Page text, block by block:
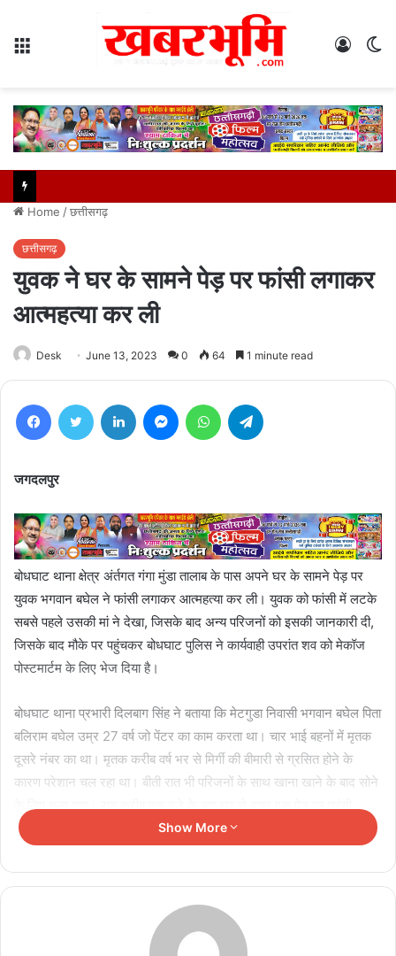
Log
Home /छत्तीसगढ़
छत्तीसगढ़
युवक ने घर के सामने पेड़ पर फांसी लगाकर
आत्महत्या कर ली
Desk June 13, 2023 0 64 1 minute read
FacebookTwitter LinkedIn MessengerWhatsApp
जगदलपुर
बोधघाट थाना क्षेत्र अंर्तगत गंगा मुंडा तालाब के पास अपने घर के सामने पेड़ पर
युवक भगवान बघेल ने फांसी लगाकर आत्महत्या कर ली। युवक को फांसी में लटके
सबसे पहले उसकी मां ने देखा, जिसके बाद अन्य परिजनों को इसकी जानकारी दी,
जिसके बाद मौके पर पहुंचकर बोधघाट पुलिस ने कार्यवाही उपरांत शव को मेकॉज
पोस्टमार्टम के लिए भेज दिया है।
बोधघाट थाना प्रभारी दिलबाग सिंह ने बताया कि मेटगुडा निवासी भगवान बघेल पिता
बलिराम बघेल उम्र 27 वर्ष जो पेंटर का काम करता था। चार भाई बहनों में मृतक
दूसरे नंबर का था। मृतक करीब वर्ष भर से मिर्गी की बीमारी से ग्रसित होने के
कारण परेशान चल रहा था। बीती रात भी परिजनों के साथ खाना खाने के बाद सोने
लगाकर आत्महत्या कर ली, सुबह करीब तीन बजे जब भगवान की मां बाहर निकली
तो बेटे को फंदे में लटके देखा। जिसके बाद उसने घर के अन्य लोगों को सूचना
दी।
Show More